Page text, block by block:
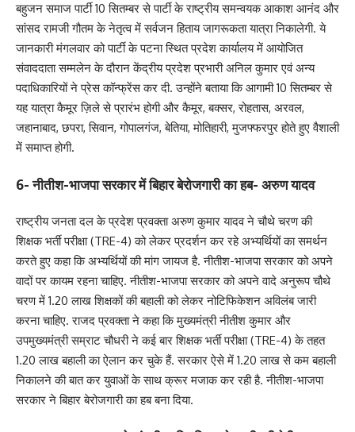
बहुजन समाज पार्टी 10 सितम्बर से पार्टी के राष्ट्रीय समन्वयक आकाश आनंद और
सांसद रामजी गौतम के नेतृत्व में सर्वजन हिताय जागरूकता यात्रा निकालेगी. ये
जानकारी मंगलवार को पार्टी के पटना स्थित प्रदेश कार्यालय में आयोजित
संवाददाता सम्मलेन के दौरान केंद्रीय प्रदेश प्रभारी अनिल कुमार एवं अन्य
पदाधिकारियों ने प्रेस कॉन्फ्रेंस कर दी. उन्होंने बताया कि आगामी 10 सितम्बर से
यह यात्रा कैमूर ज़िले से प्रारंभ होगी और कैमूर, बक्सर, रोहतास, अरवल,
जहानाबाद, छपरा, सिवान, गोपालगंज, बेतिया, मोतिहारी, मुजफ्फरपुर होते हुए वैशाली
में समाप्त होगी.
6- नीतीश-भाजपा सरकार में बिहार बेरोजगारी का हब- अरुण यादव
राष्ट्रीय जनता दल के प्रदेश प्रवक्ता अरुण कुमार यादव ने चौथे चरण की
शिक्षक भर्ती परीक्षा (TRE-4) को लेकर प्रदर्शन कर रहे अभ्यर्थियों का समर्थन
करते हुए कहा कि अभ्यर्थियों की मांग जायज है. नीतीश-भाजपा सरकार को अपने
वादों पर कायम रहना चाहिए. नीतीश-भाजपा सरकार को अपने वादे अनुरूप चौथे
चरण में 1.20 लाख शिक्षकों की बहाली को लेकर नोटिफिकेशन अविलंब जारी
करना चाहिए. राजद प्रवक्ता ने कहा कि मुख्यमंत्री नीतीश कुमार और
उपमुख्यमंत्री सम्राट चौधरी ने कई बार शिक्षक भर्ती परीक्षा (TRE-4) के तहत
1.20 लाख बहाली का ऐलान कर चुके हैं. सरकार ऐसे में 1.20 लाख से कम बहाली
निकालने की बात कर युवाओं के साथ क्रूर मजाक कर रही है. नीतीश-भाजपा
सरकार ने बिहार बेरोजगारी का हब बना दिया.